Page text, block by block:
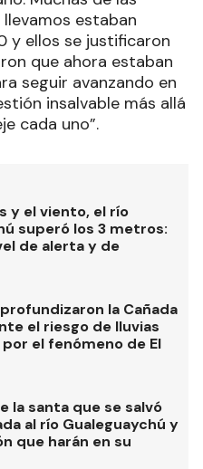
estaban
y ellos se justificaron
que ahora estaban
seguir avanzando en
insalvable más allá
cada uno”.
y el viento, el río
superó los 3 metros:
de alerta y de
la Cañada
el riesgo de lluvias
el fenómeno de El
la santa que se salvó
al río Gualeguaychú y
que harán en su